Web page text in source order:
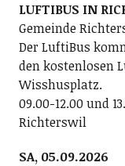
LUFTIBUS IN
Gemeinde
Der LuftiBus
den kostenlosen
Wisshusplatz.
09.00-12.00 und
Richterswil
SA, 05.09.2026